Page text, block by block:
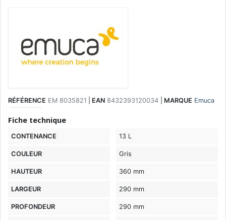
RÉFÉRENCE EM 8035821 EAN 8432393120034 MARQUE Emuca
Fiche technique
CONTENANCE 13 L
COULEUR Gris
HAUTEUR 360 mm
LARGEUR 290 mm
PROFONDEUR 290 mm